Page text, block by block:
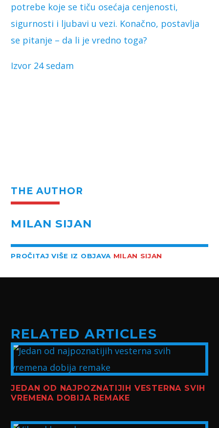
potrebe koje se tiču osećaja cenjenosti,
sigurnosti i ljubavi u vezi. Konačno, postavlja
se pitanje – da li je vredno toga?
Izvor 24 sedam
THE AUTHOR
MILAN SIJAN
PROČITAJ VIŠE IZ OBJAVA MILAN SIJAN
RELATED ARTICLES
JEDAN OD NAJPOZNATIJIH VESTERNA SVIH
VREMENA DOBIJA REMAKE